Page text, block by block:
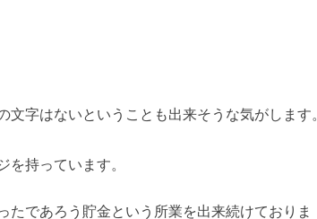
字はないということも出来そうな気がします。
持っています。
であろう貯金という所業を出来続けておりま